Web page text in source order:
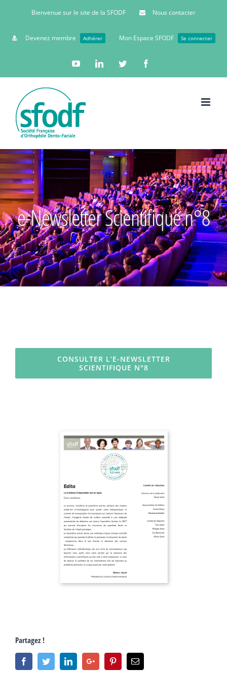
Bienvenue sur le site de la SFODF Nous contacter
Devenez membre Adhérer Mon Espace SFODF Se connecter
YouTubeLinkedinTwitter
e-Newsletter Scientifique n°8
CONSULTER L’E-NEWSLETTER
SCIENTIFIQUE N°8
Partagez !
FacebookTwitterLinkedinGoogle+ PinterestEmail